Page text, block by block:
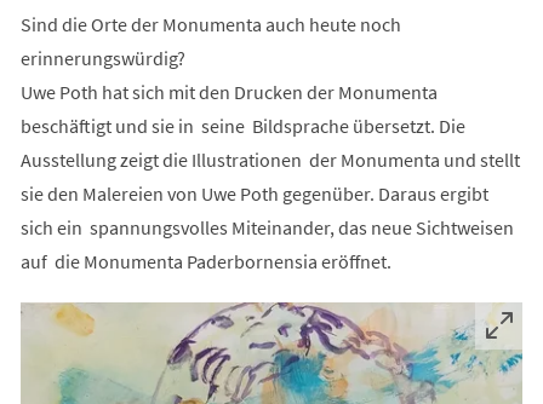
Sind die Orte der Monumenta auch heute noch
erinnerungswürdig?
Uwe Poth hat sich mit den Drucken der Monumenta
beschäftigt und sie in seine Bildsprache übersetzt. Die
Ausstellung zeigt die Illustrationen der Monumenta und stellt
sie den Malereien von Uwe Poth gegenüber. Daraus ergibt
sich ein spannungsvolles Miteinander, das neue Sichtweisen
auf die Monumenta Paderbornensia eröffnet.